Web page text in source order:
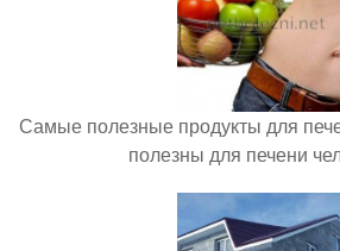
Самые полезные продукты для
полезны для печени